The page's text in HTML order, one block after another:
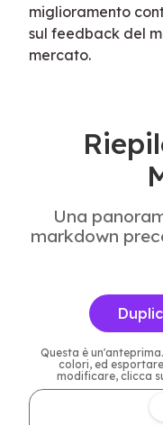
miglioramento
sul feedback del
mercato.
Una
markdown
Questa è
colori, ed
modificare, clicca